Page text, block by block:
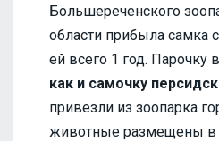
Большереченского
области прибыла самка
ей всего 1 год. Парочку
как и самочку
привезли из зоопарка
животные размещены в